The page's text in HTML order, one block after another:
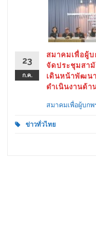
23
ก.ค.
สมาคมเพื่อผู้
จัดประชุมสา
เดินหน้าพัฒน
ดำเนินงานด้
สมาคมเพื่อผู้บกพ
ข่าวทั่วไทย